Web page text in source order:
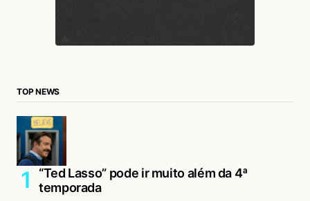
TOP NEWS
“Ted Lasso” pode ir muito além da 4ª
temporada